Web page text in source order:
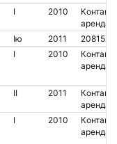
I 2010
Контакт.
аренда
Iю 2011
2081523
I 2010
Контакт.
аренда
II 2011
Контакт.
аренда
I 2010
Контакт.
аренда